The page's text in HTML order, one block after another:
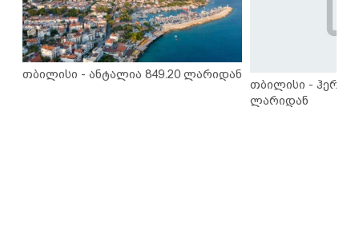
თბილისი - ანტალია 849.20 ლარიდან
თბილისი -
ლარიდან